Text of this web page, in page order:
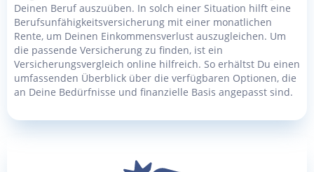
Deinen Beruf auszuüben. In solch einer Situation hilft eine
Berufsunfähigkeitsversicherung mit einer monatlichen
Rente, um Deinen Einkommensverlust auszugleichen. Um
die passende Versicherung zu finden, ist ein
Versicherungsvergleich online hilfreich. So erhältst Du einen
umfassenden Überblick über die verfügbaren Optionen, die
an Deine Bedürfnisse und finanzielle Basis angepasst sind.